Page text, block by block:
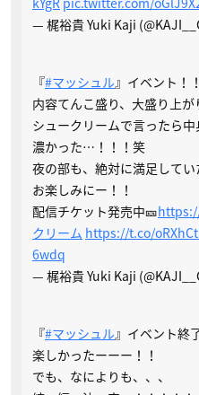
— 梶裕貴 Yuki Kaji
『#マッシュル』イベント！
内容てんこ盛り、大盛り上
シュークリームで言ったら
濃かった…！！！笑
夜の部も、絶対に満足してい
お楽しみにー！！
配信チケット発売中🎫
クリーム https://t.co/
6wdq
— 梶裕貴 Yuki Kaji
『#マッシュル』イベント終
楽しかったーーー！！
でも、なによりも、、、